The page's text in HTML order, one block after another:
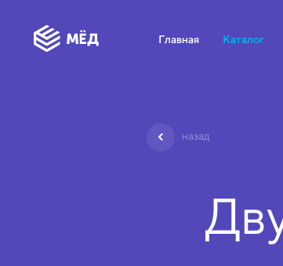
Главная Каталог
назад